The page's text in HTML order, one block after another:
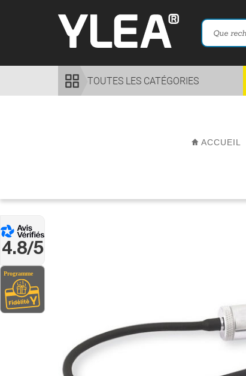
4.8/5
TOUTES LES CATÉGORIES
ACCUEIL